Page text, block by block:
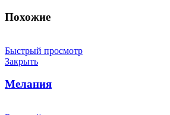
Похожие
Быстрый просмотр
Закрыть
Мелания